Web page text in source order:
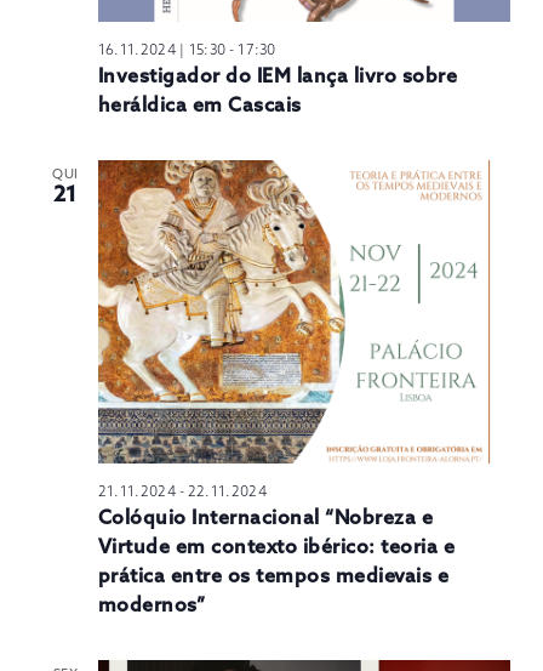
16.11.2024 | 15:30 - 17:30
Investigador do IEM lança livro sobre
heráldica em Cascais
QUI
21
21.11.2024- 22.11.2024
Colóquio Internacional “Nobreza e
Virtude em contexto ibérico: teoria e
prática entre os tempos medievais e
modernos”